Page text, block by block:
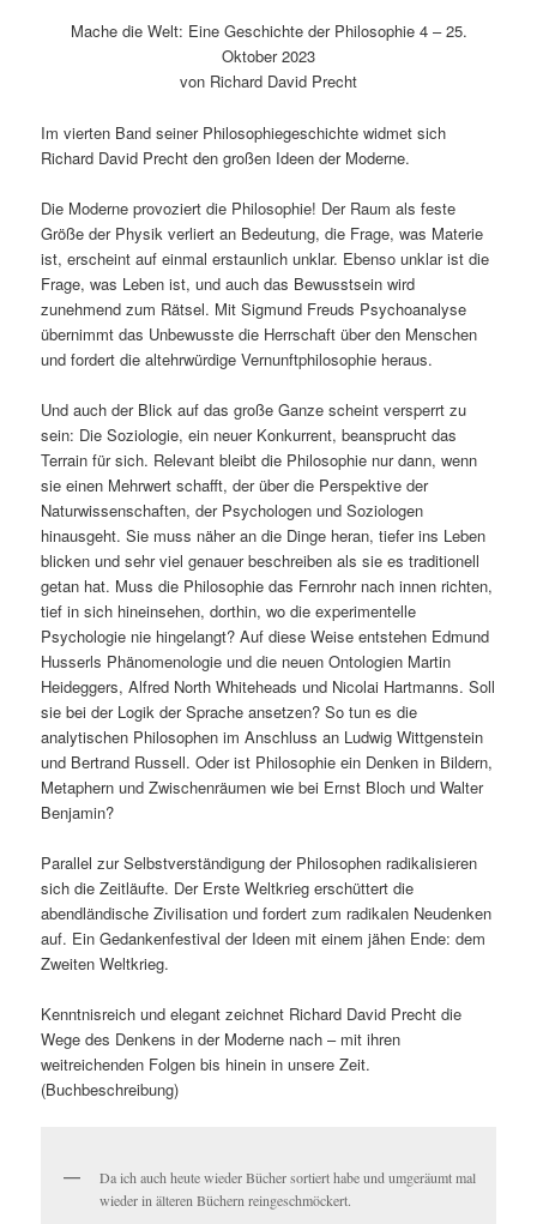
Mache die Welt: Eine Geschichte der Philosophie 4 – 25.
Oktober 2023
von Richard David Precht
Im vierten Band seiner Philosophiegeschichte widmet sich
Richard David Precht den großen Ideen der Moderne.
Die Moderne provoziert die Philosophie! Der Raum als feste
Größe der Physik verliert an Bedeutung, die Frage, was Materie
ist, erscheint auf einmal erstaunlich unklar. Ebenso unklar ist die
Frage, was Leben ist, und auch das Bewusstsein wird
zunehmend zum Rätsel. Mit Sigmund Freuds Psychoanalyse
übernimmt das Unbewusste die Herrschaft über den Menschen
und fordert die altehrwürdige Vernunftphilosophie heraus.
Und auch der Blick auf das große Ganze scheint versperrt zu
sein: Die Soziologie, ein neuer Konkurrent, beansprucht das
Terrain für sich. Relevant bleibt die Philosophie nur dann, wenn
sie einen Mehrwert schafft, der über die Perspektive der
Naturwissenschaften, der Psychologen und Soziologen
hinausgeht. Sie muss näher an die Dinge heran, tiefer ins Leben
blicken und sehr viel genauer beschreiben als sie es traditionell
getan hat. Muss die Philosophie das Fernrohr nach innen richten,
tief in sich hineinsehen, dorthin, wo die experimentelle
Psychologie nie hingelangt? Auf diese Weise entstehen Edmund
Husserls Phänomenologie und die neuen Ontologien Martin
Heideggers, Alfred North Whiteheads und Nicolai Hartmanns. Soll
sie bei der Logik der Sprache ansetzen? So tun es die
analytischen Philosophen im Anschluss an Ludwig Wittgenstein
und Bertrand Russell. Oder ist Philosophie ein Denken in Bildern,
Metaphern und Zwischenräumen wie bei Ernst Bloch und Walter
Benjamin?
Parallel zur Selbstverständigung der Philosophen radikalisieren
sich die Zeitläufte. Der Erste Weltkrieg erschüttert die
abendländische Zivilisation und fordert zum radikalen Neudenken
auf. Ein Gedankenfestival der Ideen mit einem jähen Ende: dem
Zweiten Weltkrieg.
Kenntnisreich und elegant zeichnet Richard David Precht die
Wege des Denkens in der Moderne nach – mit ihren
weitreichenden Folgen bis hinein in unsere Zeit.
(Buchbeschreibung)
Da ich auch heute wieder Bücher sortiert habe und umgeräumt mal
wieder in älteren Büchern reingeschmöckert.